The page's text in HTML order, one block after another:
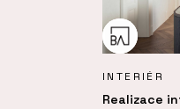
INTERIÉR
Realizace